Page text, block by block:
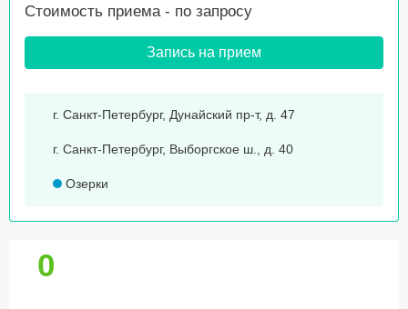
Стоимость приема - по запросу
Запись на прием
г. Санкт-Петербург, Дунайский пр-т, д. 47
г. Санкт-Петербург, Выборгское ш., д. 40
Озерки
0